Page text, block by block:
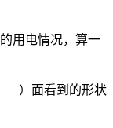
用电情况，算一
）面看到的形状